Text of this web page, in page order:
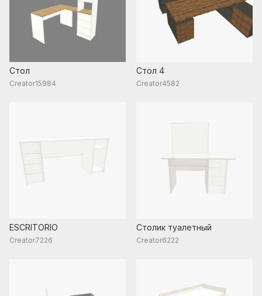
Стол
Creator15984
Стол 4
Creator4582
ESCRITORIO
Creator7226
Столик туалетный
Creator6222